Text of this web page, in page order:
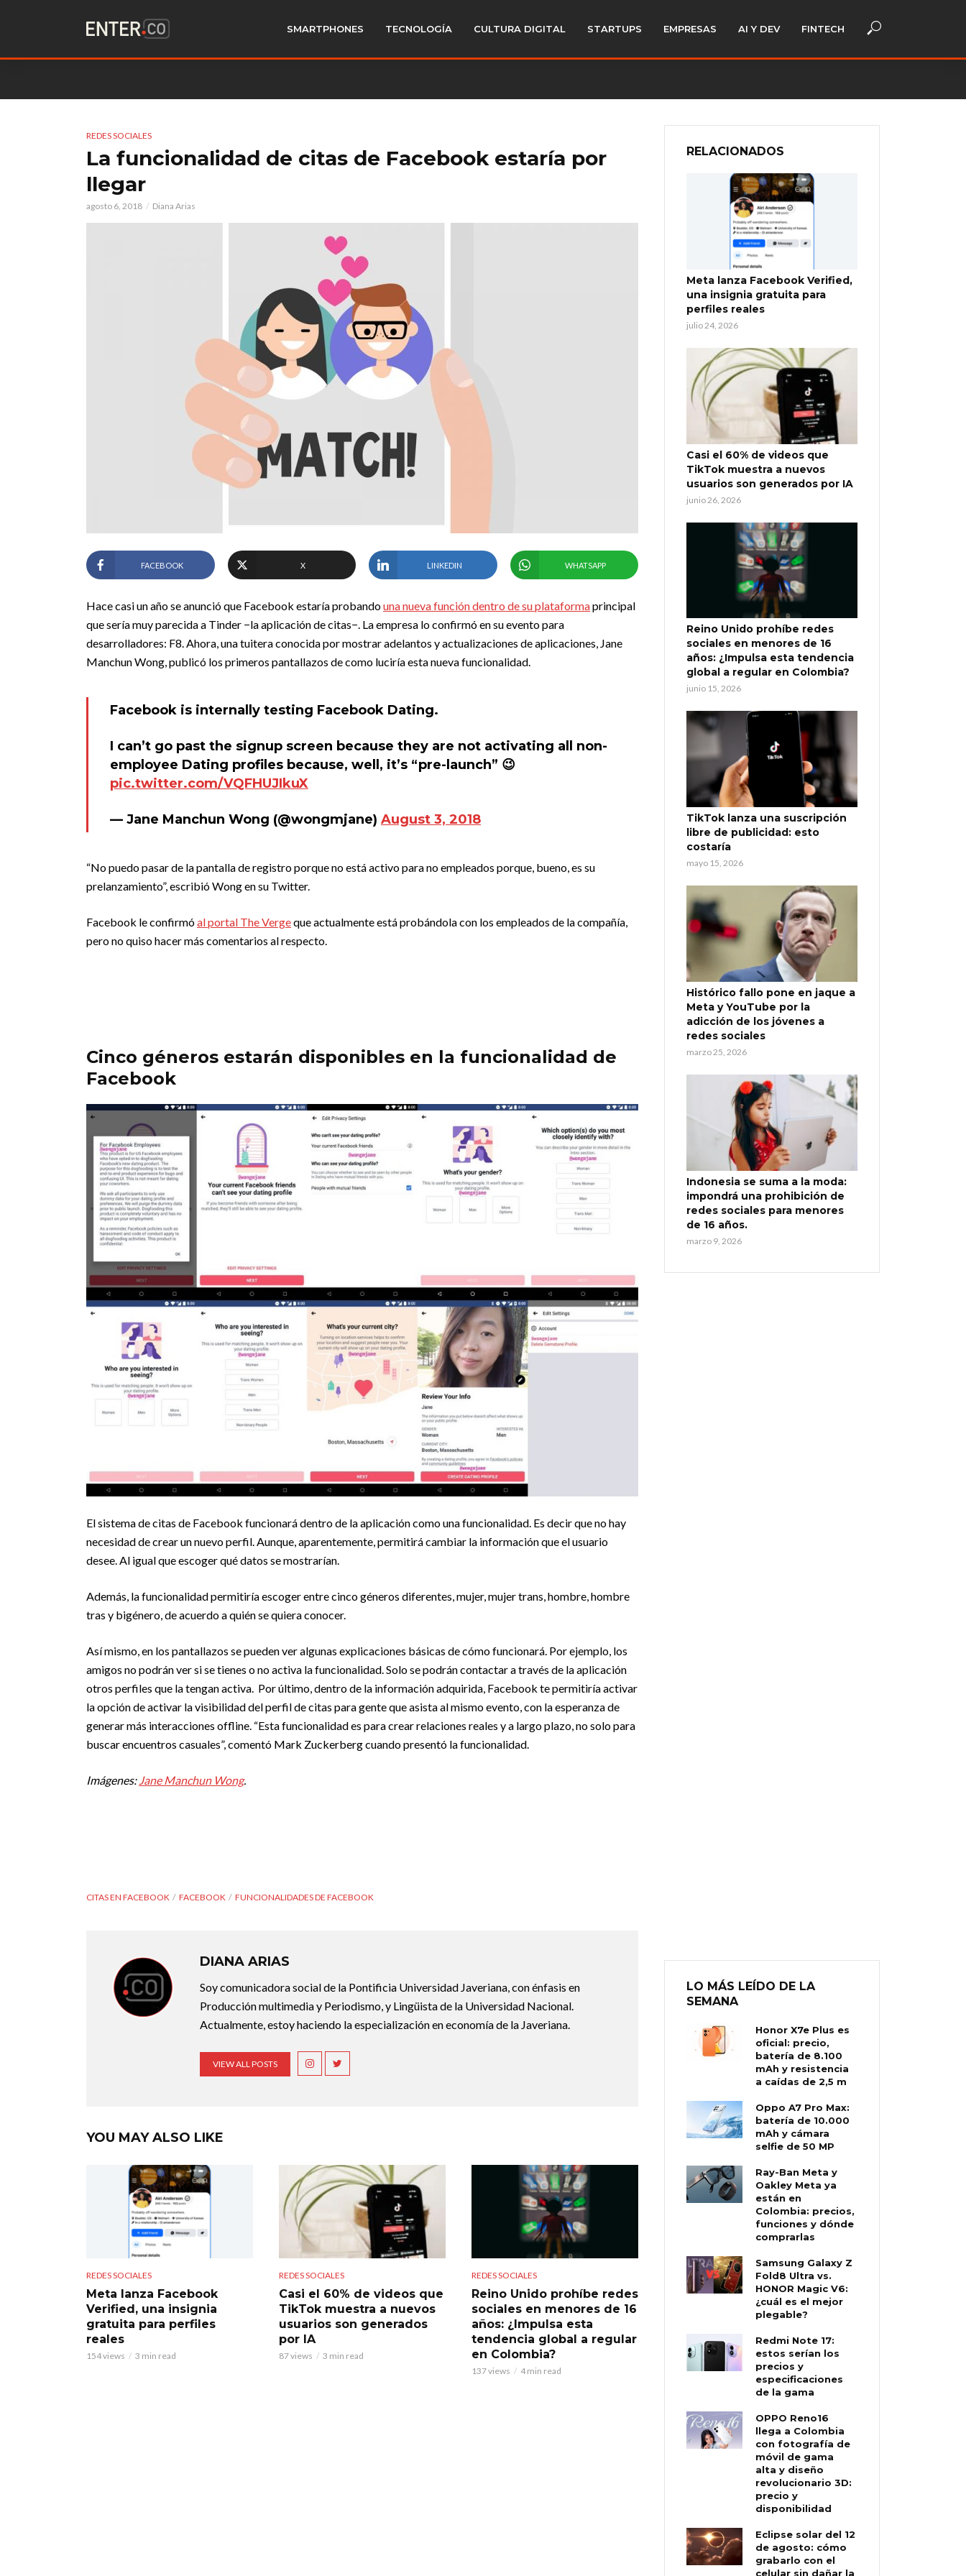
SMARTPHONES TECNOLOGÍA CULTURA DIGITAL STARTUPS EMPRESAS AI Y DEV FINTECH
REDES SOCIALES
La funcionalidad de citas de Facebook estaría por
llegar
agosto 6, 2018 Diana Arias
FACEBOOK X LINKEDIN WHATSAPP
Hace casi un año se anunció que Facebook estaría probandouna nueva función dentro de su plataformaprincipal
que sería muy parecida a Tinder −la aplicación de citas−. La empresa lo confirmó en su evento para
desarrolladores: F8. Ahora, una tuitera conocida por mostrar adelantos y actualizaciones de aplicaciones, Jane
Manchun Wong, publicó los primeros pantallazos de como luciría esta nueva funcionalidad.
Facebook is internally testing Facebook Dating.
I can’t go past the signup screen because they are not activating all non-
employee Dating profiles because, well, it’s “pre-launch” 😉
pic.twitter.com/VQFHUJIkuX
— Jane Manchun Wong (@wongmjane) August 3, 2018
“No puedo pasar de la pantalla de registro porque no está activo para no empleados porque, bueno, es su
prelanzamiento”, escribió Wong en su Twitter.
Facebook le confirmóal portal The Vergeque actualmente está probándola con los empleados de la compañía,
pero no quiso hacer más comentarios al respecto.
Cinco géneros estarán disponibles en la funcionalidad de
Facebook
El sistema de citas de Facebook funcionará dentro de la aplicación como una funcionalidad. Es decir que no hay
necesidad de crear un nuevo perfil. Aunque, aparentemente, permitirá cambiar la información que el usuario
desee. Al igual que escoger qué datos se mostrarían.
Además, la funcionalidad permitiría escoger entre cinco géneros diferentes, mujer, mujer trans, hombre, hombre
tras y bigénero, de acuerdo a quién se quiera conocer.
Así mismo, en los pantallazos se pueden ver algunas explicaciones básicas de cómo funcionará. Por ejemplo, los
amigos no podrán ver si se tienes o no activa la funcionalidad. Solo se podrán contactar a través de la aplicación
otros perfiles que la tengan activa. Por último, dentro de la información adquirida, Facebook te permitiría activar
la opción de activar la visibilidad del perfil de citas para gente que asista al mismo evento, con la esperanza de
generar más interacciones offline. “Esta funcionalidad es para crear relaciones reales y a largo plazo, no solo para
buscar encuentros casuales”, comentó Mark Zuckerberg cuando presentó la funcionalidad.
Imágenes:Jane Manchun Wong.
CITAS EN FACEBOOK FACEBOOK FUNCIONALIDADES DE FACEBOOK
DIANA ARIAS
Soy comunicadora social de la Pontificia Universidad Javeriana, con énfasis en
Producción multimedia y Periodismo, y Lingüista de la Universidad Nacional.
Actualmente, estoy haciendo la especialización en economía de la Javeriana.
VIEW ALL POSTS
YOU MAY ALSO LIKE
REDES SOCIALES
Meta lanza Facebook
Verified, una insignia
gratuita para perfiles
reales
154 views 3 min read
REDES SOCIALES
Casi el 60% de videos que
TikTok muestra a nuevos
usuarios son generados
por IA
87 views 3 min read
REDES SOCIALES
Reino Unido prohíbe redes
sociales en menores de 16
años: ¿Impulsa esta
tendencia global a regular
en Colombia?
137 views 4 min read
RELACIONADOS
Meta lanza Facebook Verified,
una insignia gratuita para
perfiles reales
julio 24, 2026
Casi el 60% de videos que
TikTok muestra a nuevos
usuarios son generados por IA
junio 26, 2026
Reino Unido prohíbe redes
sociales en menores de 16
años: ¿Impulsa esta tendencia
global a regular en Colombia?
junio 15, 2026
TikTok lanza una suscripción
libre de publicidad: esto
costaría
mayo 15, 2026
Histórico fallo pone en jaque a
Meta y YouTube por la
adicción de los jóvenes a
redes sociales
marzo 25, 2026
Indonesia se suma a la moda:
impondrá una prohibición de
redes sociales para menores
de 16 años.
marzo 9, 2026
LO MÁS LEÍDO DE LA
SEMANA
Honor X7e Plus es
oficial: precio,
batería de 8.100
mAh y resistencia
a caídas de 2,5 m
Oppo A7 Pro Max:
batería de 10.000
mAh y cámara
selfie de 50 MP
Ray-Ban Meta y
Oakley Meta ya
están en
Colombia: precios,
funciones y dónde
comprarlas
Samsung Galaxy Z
Fold8 Ultra vs.
HONOR Magic V6:
¿cuál es el mejor
plegable?
Redmi Note 17:
estos serían los
precios y
especificaciones
de la gama
OPPO Reno16
llega a Colombia
con fotografía de
móvil de gama
alta y diseño
revolucionario 3D:
precio y
disponibilidad
Eclipse solar del 12
de agosto: cómo
grabarlo con el
celular sin dañar la